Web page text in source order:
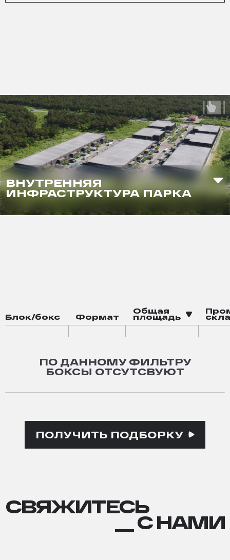
ВНУТРЕННЯЯ
ИНФРАСТРУКТУРА ПАРКА
Блок/бокс Формат
Общая
площадь
ПО ДАННОМУ ФИЛЬТРУ
БОКСЫ ОТСУТСВУЮТ
ПОЛУЧИТЬ ПОДБОРКУ
СВЯЖИТЕСЬ
СВЯЖИТЕСЬ
__ С НАМИ